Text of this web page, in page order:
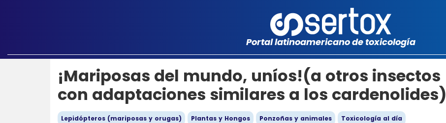
Portal latinoamericano de toxicología
¡Mariposas del mundo, uníos!(a otros insectos
con adaptaciones similares a los cardenolides)
Lepidópteros (mariposas y orugas) Plantas y Hongos Ponzoñas y animales Toxicología al día